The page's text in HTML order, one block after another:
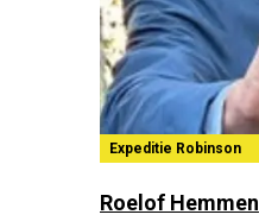
Expeditie Robinson
Roelof Hemmen